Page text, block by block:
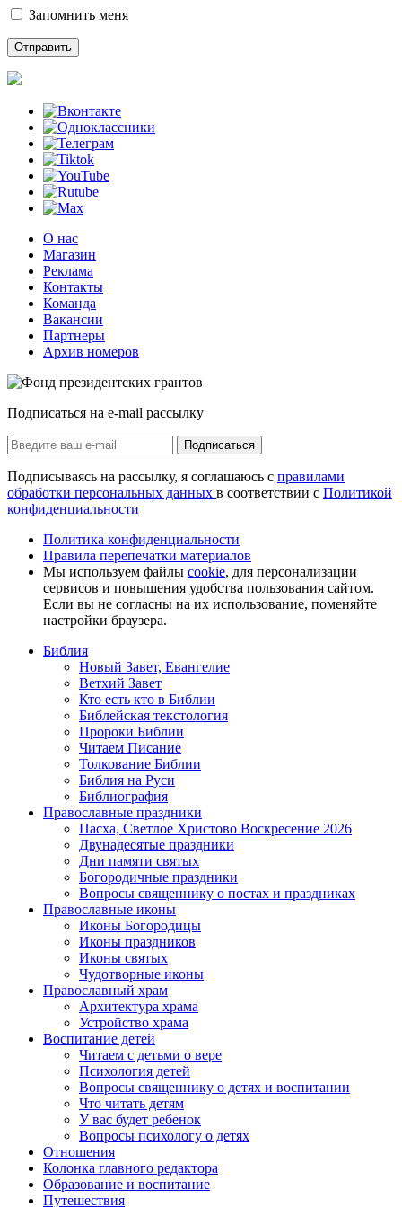
Запомнить меня
О нас
Магазин
Реклама
Контакты
Команда
Вакансии
Партнеры
Архив номеров
Подписаться на e-mail рассылку
Подписаться
Подписываясь на рассылку, я соглашаюсь с правилами
обработки персональных данных в соответствии с Политикой
конфиденциальности
Политика конфиденциальности
Правила перепечатки материалов
Мы используем файлы cookie, для персонализации
сервисов и повышения удобства пользования сайтом.
Если вы не согласны на их использование, поменяйте
настройки браузера.
Библия
Новый Завет, Евангелие
Ветхий Завет
Кто есть кто в Библии
Библейская текстология
Пророки Библии
Читаем Писание
Толкование Библии
Библия на Руси
Библиография
Православные праздники
Пасха, Светлое Христово Воскресение 2026
Двунадесятые праздники
Дни памяти святых
Богородичные праздники
Вопросы священнику о постах и праздниках
Православные иконы
Иконы Богородицы
Иконы праздников
Иконы святых
Чудотворные иконы
Православный храм
Архитектура храма
Устройство храма
Воспитание детей
Читаем с детьми о вере
Психология детей
Вопросы священнику о детях и воспитании
Что читать детям
У вас будет ребенок
Вопросы психологу о детях
Отношения
Колонка главного редактора
Образование и воспитание
Путешествия